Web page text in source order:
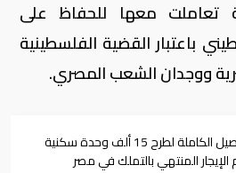
تعاملت معها للحفاظ على
باعتبار القضية الفلسطينية
ووجدان الشعب المصري.
التفاصيل الكاملة لطرح 15 ألف وحدة سكنية
الإيجار المنتهي بالتملك في مصر